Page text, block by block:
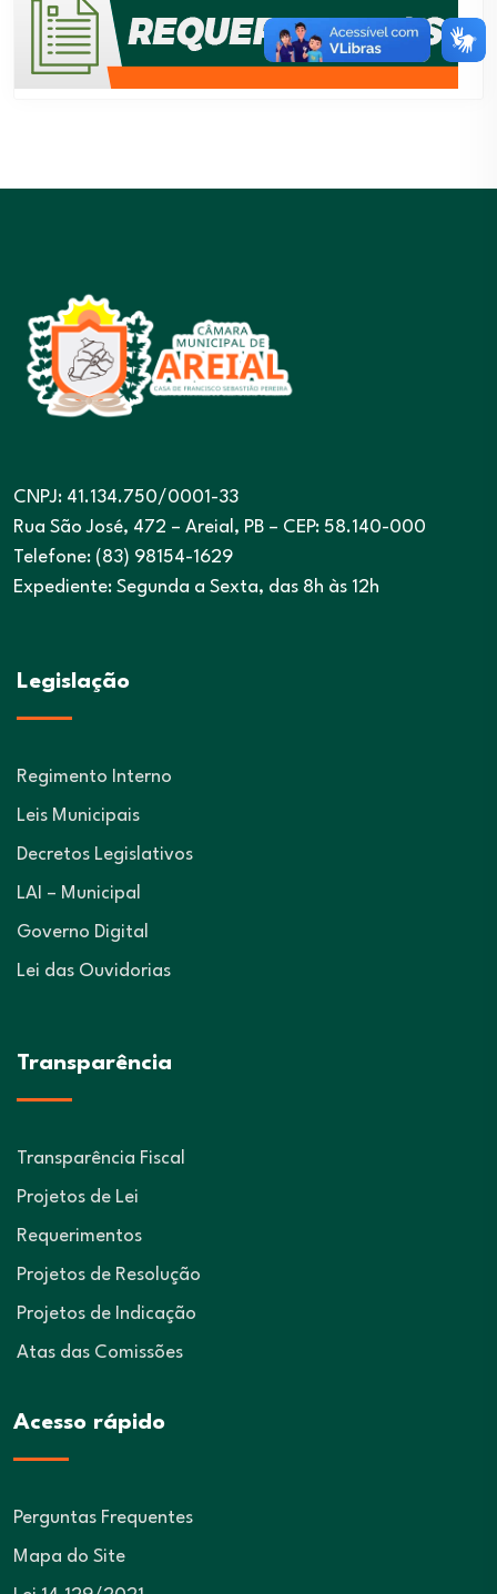
CNPJ: 41.134.750/0001-33
Rua São José, 472 – Areial, PB – CEP: 58.140-000
Telefone: (83) 98154-1629
Expediente: Segunda a Sexta, das 8h às 12h
Legislação
Regimento Interno
Leis Municipais
Decretos Legislativos
LAI – Municipal
Governo Digital
Lei das Ouvidorias
Transparência
Transparência Fiscal
Projetos de Lei
Requerimentos
Projetos de Resolução
Projetos de Indicação
Atas das Comissões
Acesso rápido
Perguntas Frequentes
Mapa do Site